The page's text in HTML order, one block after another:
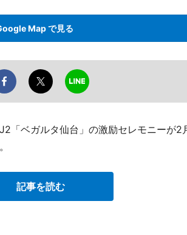
Map で見る
「ベガルタ仙台」の激励セレモニーが2
記事を読む